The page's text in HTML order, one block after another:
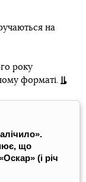
на
року
форматі.
що
(і річ